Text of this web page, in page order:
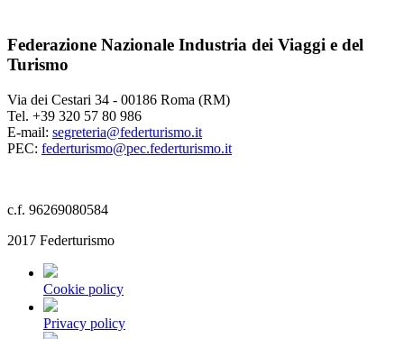
Federazione Nazionale Industria dei Viaggi e del
Turismo
Via dei Cestari 34 - 00186 Roma (RM)
Tel. +39 320 57 80 986
E-mail: segreteria@federturismo.it
PEC: federturismo@pec.federturismo.it
c.f. 96269080584
2017 Federturismo
Cookie policy
Privacy policy